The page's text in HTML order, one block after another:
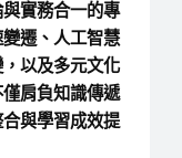
實務合一的專
遷、人工智慧
以及多元文化
肩負知識傳遞
與學習成效提